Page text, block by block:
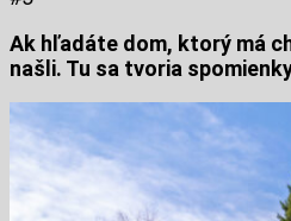
Ak hľadáte dom, ktorý má
našli. Tu sa tvoria